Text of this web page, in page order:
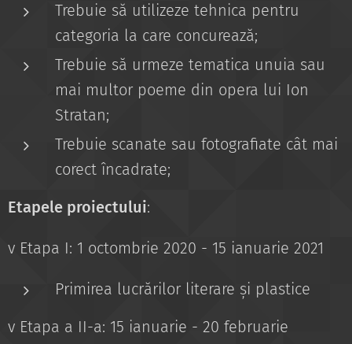
Trebuie să utilizeze tehnica pentru
categoria la care concurează;
Trebuie să urmeze tematica unuia sau
mai multor poeme din opera lui Ion
Stratan;
Trebuie scanate sau fotografiate cât mai
corect încadrate;
Etapele proiectului:
v Etapa I: 1 octombrie 2020 - 15 ianuarie 2021
Primirea lucrărilor literare și plastice
v Etapa a II-a: 15 ianuarie - 20 februarie